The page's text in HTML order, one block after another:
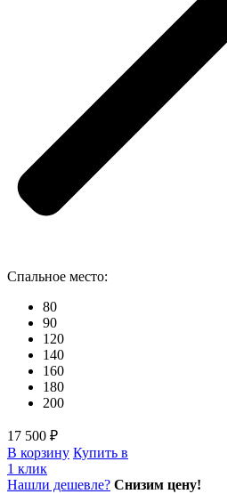
Спальное место:
80
90
120
140
160
180
200
17 500 ₽
В корзину Купить в
1 клик
Нашли дешевле? Снизим цену!